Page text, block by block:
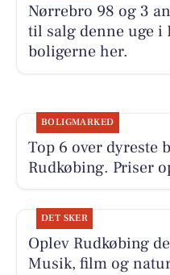
Nørrebro 98 og 3
til salg denne uge i
boligerne her.
BOLIGMARKED
Top 6 over dyreste
Rudkøbing. Priser
DET SKER
Oplev Rudkøbing
Musik, film og